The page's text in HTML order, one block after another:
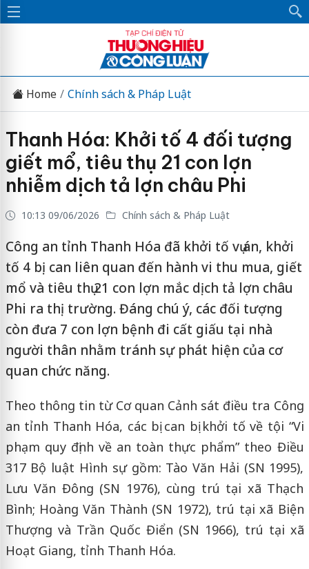
Home Chính sách & Pháp Luật
Thanh Hóa: Khởi tố 4 đối tượng
giết mổ, tiêu thụ 21 con lợn
nhiễm dịch tả lợn châu Phi
10:13 09/06/2026 Chính sách & Pháp Luật
Công an tỉnh Thanh Hóa đã khởi tố vụ án, khởi
tố 4 bị can liên quan đến hành vi thu mua, giết
mổ và tiêu thụ 21 con lợn mắc dịch tả lợn châu
Phi ra thị trường. Đáng chú ý, các đối tượng
còn đưa 7 con lợn bệnh đi cất giấu tại nhà
người thân nhằm tránh sự phát hiện của cơ
quan chức năng.
Theo thông tin từ Cơ quan Cảnh sát điều tra Công
an tỉnh Thanh Hóa, các bị can bị khởi tố về tội “Vi
phạm quy định về an toàn thực phẩm” theo Điều
317 Bộ luật Hình sự gồm: Tào Văn Hải (SN 1995),
Lưu Văn Đông (SN 1976), cùng trú tại xã Thạch
Bình; Hoàng Văn Thành (SN 1972), trú tại xã Biện
Thượng và Trần Quốc Điển (SN 1966), trú tại xã
Hoạt Giang, tỉnh Thanh Hóa.